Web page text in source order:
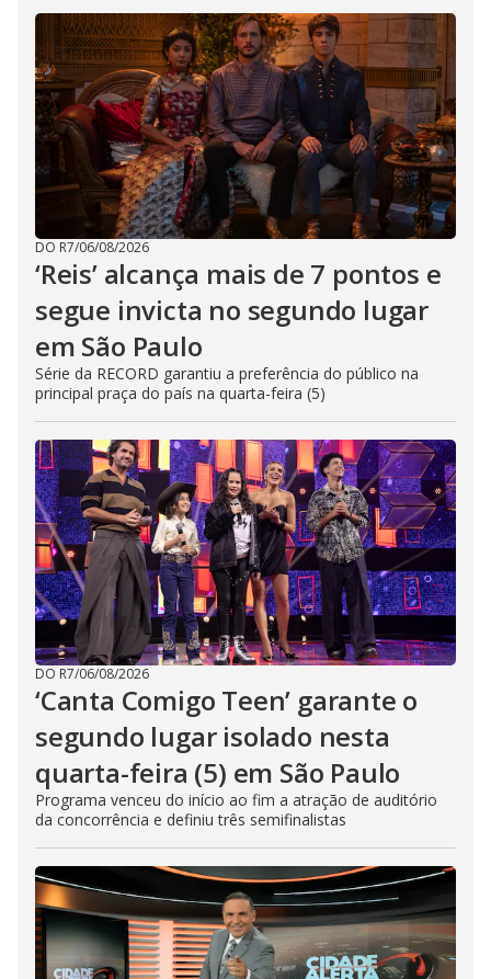
DO R7/06/08/2026
‘Reis’ alcança mais de 7 pontos e
segue invicta no segundo lugar
em São Paulo
Série da RECORD garantiu a preferência do público na
principal praça do país na quarta-feira (5)
DO R7/06/08/2026
‘Canta Comigo Teen’ garante o
segundo lugar isolado nesta
quarta-feira (5) em São Paulo
Programa venceu do início ao fim a atração de auditório
da concorrência e definiu três semifinalistas